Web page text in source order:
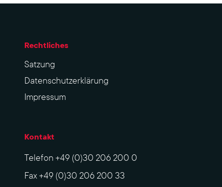
Rechtliches
Sat­zung
Datenschutzerklärung
Impres­sum
Kontakt
Telefon +49 (0)30 206 200 0
Fax+49 (0)30 206 200 33